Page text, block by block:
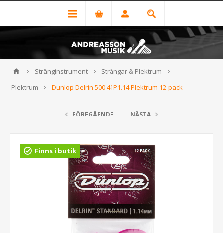
Stränginstrument
Strängar & Plektrum
Plektrum
Dunlop Delrin 500 41P1.14 Plektrum 12-pack
FÖREGÅENDE NÄSTA
Finns i butik